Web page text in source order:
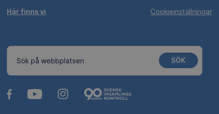
Här finns vi Cookieinställningar
Sök på webbplatsen SÖK